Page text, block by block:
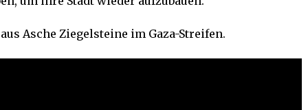
Asche Ziegelsteine im Gaza-Streifen.